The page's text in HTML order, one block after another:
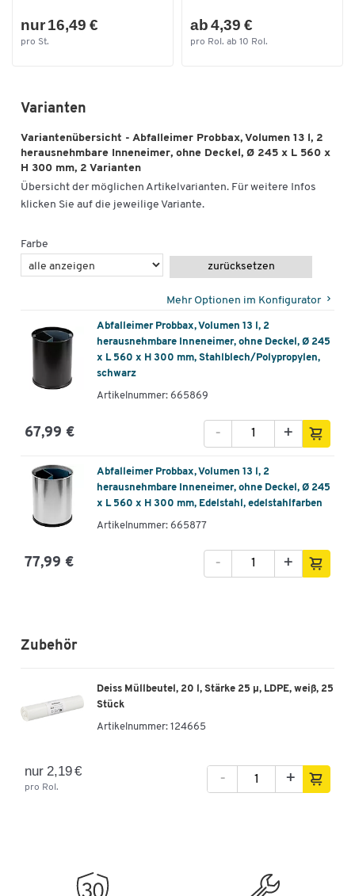
nur 16,49 €
pro St.
ab 4,39 €
pro Rol. ab 10 Rol.
Varianten
Variantenübersicht - Abfalleimer Probbax, Volumen 13 l, 2
herausnehmbare Inneneimer, ohne Deckel, Ø 245 x L 560 x
H 300 mm, 2 Varianten
Übersicht der möglichen Artikelvarianten. Für weitere Infos
klicken Sie auf die jeweilige Variante.
Farbe
zurücksetzen
Mehr Optionen im Konfigurator
Abfalleimer Probbax, Volumen 13 l, 2
herausnehmbare Inneneimer, ohne Deckel, Ø 245
x L 560 x H 300 mm, Stahlblech/Polypropylen,
schwarz
Artikelnummer: 665869
67,99 € +
-
Abfalleimer Probbax, Volumen 13 l, 2
herausnehmbare Inneneimer, ohne Deckel, Ø 245
x L 560 x H 300 mm, Edelstahl, edelstahlfarben
Artikelnummer: 665877
77,99 € +
-
Zubehör
Deiss Müllbeutel, 20 l, Stärke 25 µ, LDPE, weiß, 25
Stück
Artikelnummer: 124665
nur 2,19 €
pro Rol.
- +